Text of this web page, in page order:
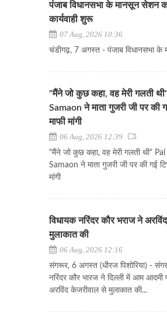
पंजाब विधानसभा के मानसून सेशन
कार्यवाही शुरू
07 Aug, 2026 10:36
चंडीगढ़, 7 अगस्त - पंजाब विधानसभा के
"मैंने जो कुछ कहा, वह मेरी गलती
Samaon ने माता गुजरी जी पर की
माफी मांगी
06 Aug, 2026 12:39
"मैंने जो कुछ कहा, वह मेरी गलती थी"
Samaon ने माता गुजरी जी पर की गई
मांगी
विधायक नरिंदर कौर भराज ने
मुलाकात की
06 Aug, 2026 12:16
संगरूर, 6 अगस्त (धीरज पिशोरिया) -
नरिंदर कौर भारज ने दिल्ली में आम आदमी
अरविंद केजरीवाल से मुलाकात की...